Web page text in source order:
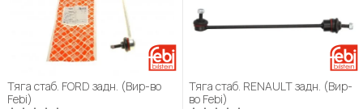
Тяга стаб. FORD задн. (Вир-во
Febi)
Тяга стаб. RENAULT задн. (Вир-
во Febi)